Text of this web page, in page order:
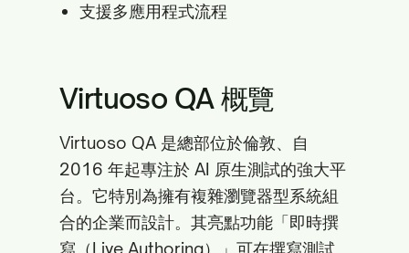
支援多應用程式流程
Virtuoso QA 概覽
Virtuoso QA 是總部位於倫敦、自
2016 年起專注於 AI 原生測試的強大平
台。它特別為擁有複雜瀏覽器型系統組
合的企業而設計。其亮點功能「即時撰
寫（Live Authoring）」可在撰寫測試